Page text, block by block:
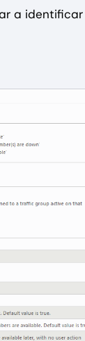
a identificar